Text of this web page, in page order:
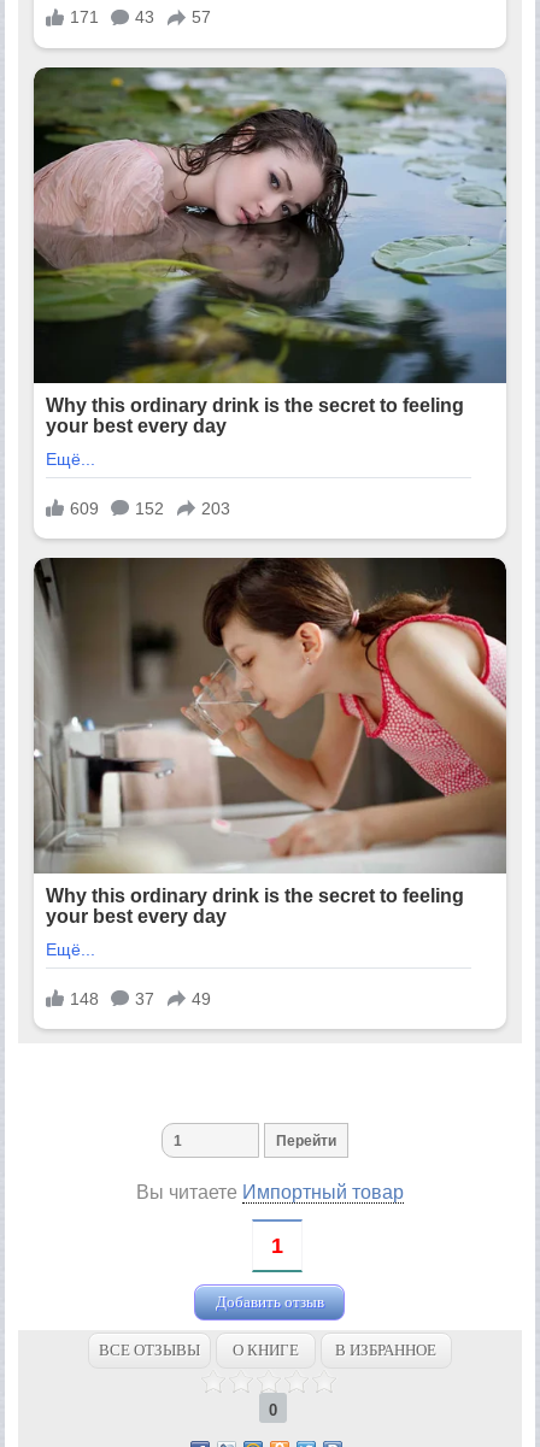
Вы читаете Импортный товар
1
Добавить отзыв
ВСЕ ОТЗЫВЫ О КНИГЕ В ИЗБРАННОЕ
0